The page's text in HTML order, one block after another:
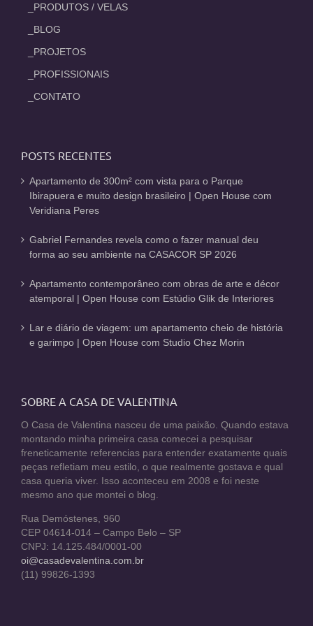
_PRODUTOS / VELAS
_BLOG
_PROJETOS
_PROFISSIONAIS
_CONTATO
POSTS RECENTES
Apartamento de 300m² com vista para o Parque
Ibirapuera e muito design brasileiro | Open House com
Veridiana Peres
Gabriel Fernandes revela como o fazer manual deu
forma ao seu ambiente na CASACOR SP 2026
Apartamento contemporâneo com obras de arte e décor
atemporal | Open House com Estúdio Glik de Interiores
Lar e diário de viagem: um apartamento cheio de história
e garimpo | Open House com Studio Chez Morin
SOBRE A CASA DE VALENTINA
O Casa de Valentina nasceu de uma paixão. Quando estava
montando minha primeira casa comecei a pesquisar
freneticamente referencias para entender exatamente quais
peças refletiam meu estilo, o que realmente gostava e qual
casa queria viver. Isso aconteceu em 2008 e foi neste
mesmo ano que montei o blog.
Rua Demóstenes, 960
CEP 04614-014 – Campo Belo – SP
CNPJ: 14.125.484/0001-00
oi@casadevalentina.com.br
(11) 99826-1393